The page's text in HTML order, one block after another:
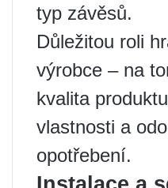
typ závěsů.
Důležitou roli
výrobce – na
kvalita
vlastnosti a
opotřebení.